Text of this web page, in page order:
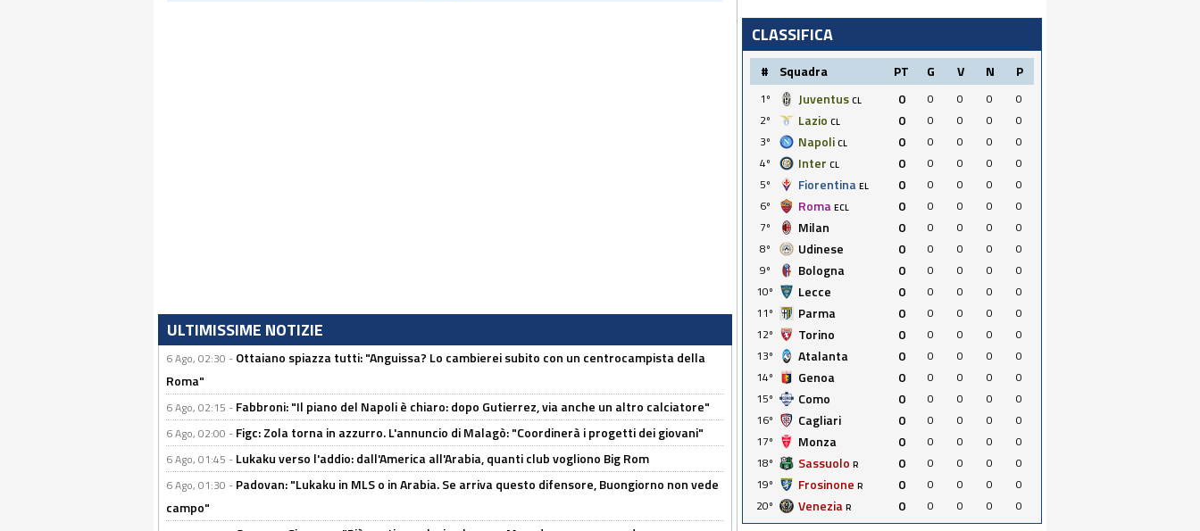
ULTIMISSIME NOTIZIE
6 Ago, 02:30 - Ottaiano spiazza tutti: "Anguissa? Lo cambierei subito con un centrocampista della
Roma"
6 Ago, 02:15 - Fabbroni: "Il piano del Napoli è chiaro: dopo Gutierrez, via anche un altro calciatore"
6 Ago, 02:00 - Figc: Zola torna in azzurro. L'annuncio di Malagò: "Coordinerà i progetti dei giovani"
6 Ago, 01:45 - Lukaku verso l'addio: dall'America all'Arabia, quanti club vogliono Big Rom
6 Ago, 01:30 - Padovan: "Lukaku in MLS o in Arabia. Se arriva questo difensore, Buongiorno non vede
campo"
CLASSIFICA
# Squadra PT G V N P
1º Juventus CL 0 0 0 0
0
2º
Lazio CL 0 0 0 0
0
3º
Napoli CL 0 0 0 0
0
4º
Inter CL 0 0 0 0
0
5º
Fiorentina EL 0 0 0 0
0
6º
Roma ECL 0 0 0 0
0
7º
Milan 0 0 0 0
0
8º
Udinese 0 0 0 0
0
9º
Bologna 0 0 0 0
0
10º
Lecce 0 0 0 0
0
11º
Parma 0 0 0 0
0
12º
Torino 0 0 0 0
0
13º
Atalanta 0 0 0 0
0
14º
Genoa 0 0 0 0
0
15º
Como 0 0 0 0
0
16º
Cagliari 0 0 0 0
0
17º
Monza 0 0 0 0
0
18º
Sassuolo R 0 0 0 0
0
19º
Frosinone R 0 0 0 0
0
20º
Venezia R 0 0 0 0 0